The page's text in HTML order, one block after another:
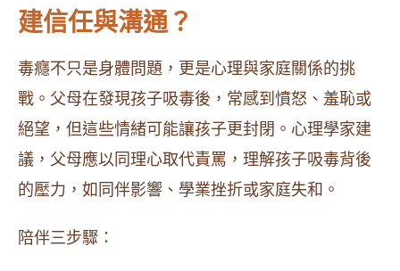
建信任與溝通？
毒癮不只是身體問題，更是心理與家庭關係的挑
戰。父母在發現孩子吸毒後，常感到憤怒、羞恥或
絕望，但這些情緒可能讓孩子更封閉。心理學家建
議，父母應以同理心取代責罵，理解孩子吸毒背後
的壓力，如同伴影響、學業挫折或家庭失和。
陪伴三步驟：